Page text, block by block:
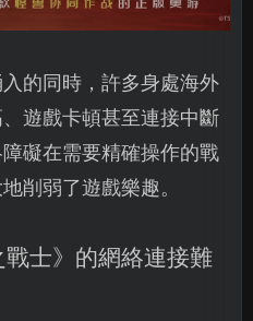
的同時，許多身處海外
遊戲卡頓甚至連接中斷
礙在需要精確操作的戰
削弱了遊戲樂趣。
士》的網絡連接難